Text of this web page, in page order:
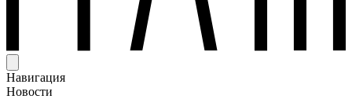
Навигация
Новости